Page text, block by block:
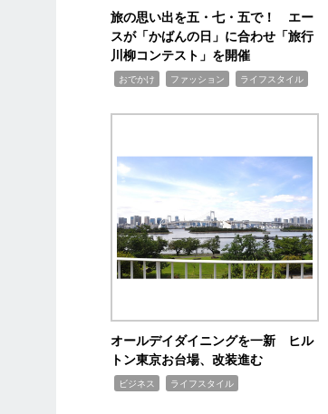
旅の思い出を五・七・五で！ エー
スが「かばんの日」に合わせ「旅行
川柳コンテスト」を開催
おでかけ ファッション ライフスタイル
オールデイダイニングを一新 ヒル
トン東京お台場、改装進む
ビジネス ライフスタイル